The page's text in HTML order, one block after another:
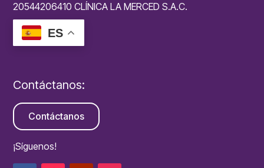
20544206410 CLÍNICA LA MERCED S.A.C.
ES
Contáctanos:
Contáctanos
¡Síguenos!